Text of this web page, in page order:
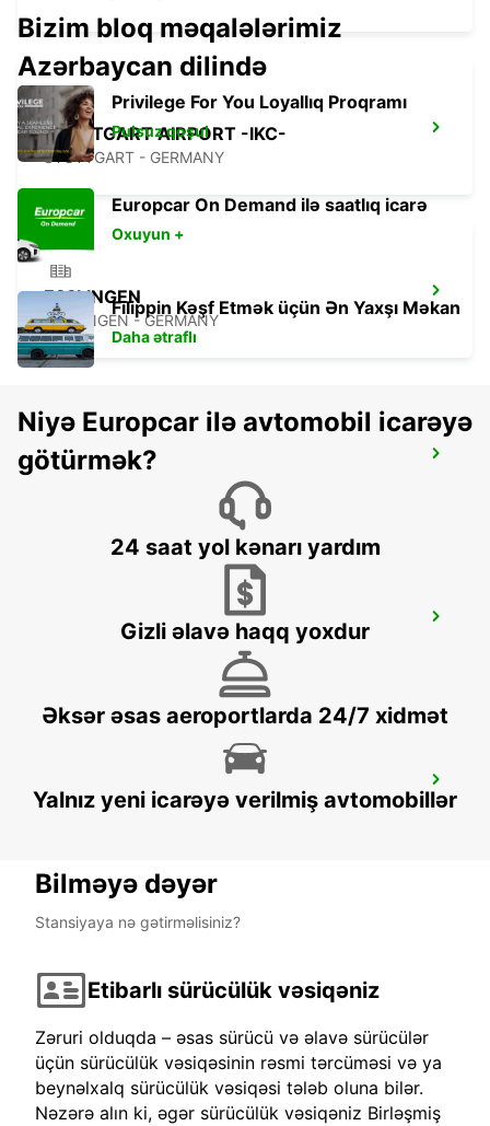
STUTTGART AIRPORT -IKC-
STUTTGART - GERMANY
ESSLINGEN
ESSLINGEN - GERMANY
LUDWIGSBURG
LUDWIGSBURG - GERMANY
SINDELFINGEN
SINDELFINGEN - GERMANY
NUERTINGEN
NUERTINGEN - GERMANY
Bizim bloq məqalələrimiz
Azərbaycan dilində
Privilege For You Loyallıq Proqramı
Pulsuz qoşul
Europcar On Demand ilə saatlıq icarə
Oxuyun +
Filippin Kəşf Etmək üçün Ən Yaxşı Məkan
Daha ətraflı
Niyə Europcar ilə avtomobil icarəyə
götürmək?
24 saat yol kənarı yardım
Gizli əlavə haqq yoxdur
Əksər əsas aeroportlarda 24/7 xidmət
Yalnız yeni icarəyə verilmiş avtomobillər
Bilməyə dəyər
Stansiyaya nə gətirməlisiniz?
Etibarlı sürücülük vəsiqəniz
Zəruri olduqda – əsas sürücü və əlavə sürücülər
üçün sürücülük vəsiqəsinin rəsmi tərcüməsi və ya
beynəlxalq sürücülük vəsiqəsi tələb oluna bilər.
Nəzərə alın ki, əgər sürücülük vəsiqəniz Birləşmiş